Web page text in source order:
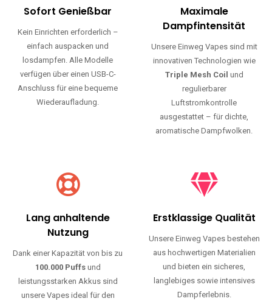
Sofort Genießbar
Kein Einrichten erforderlich –
einfach auspacken und
losdampfen. Alle Modelle
verfügen über einen USB-C-
Anschluss für eine bequeme
Wiederaufladung.
Maximale
Dampfintensität
Unsere Einweg Vapes sind mit
innovativen Technologien wie
Triple Mesh Coil und
regulierbarer
Luftstromkontrolle
ausgestattet – für dichte,
aromatische Dampfwolken.
Lang anhaltende
Nutzung
Dank einer Kapazität von bis zu
100.000 Puffsund
leistungsstarken Akkus sind
unsere Vapes ideal für den
Erstklassige Qualität
Unsere Einweg Vapes bestehen
aus hochwertigen Materialien
und bieten ein sicheres,
langlebiges sowie intensives
Dampferlebnis.